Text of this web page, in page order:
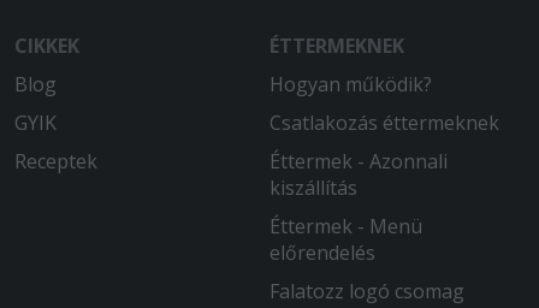
CIKKEK
Blog
GYIK
Receptek
ÉTTERMEKNEK
Hogyan működik?
Csatlakozás éttermeknek
Éttermek - Azonnali
kiszállítás
Éttermek - Menü
előrendelés
Falatozz logó csomag